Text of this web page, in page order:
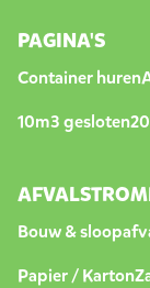
PAGINA'S
Container huren
10m3 gesloten
Bouw &
Papier / Karton